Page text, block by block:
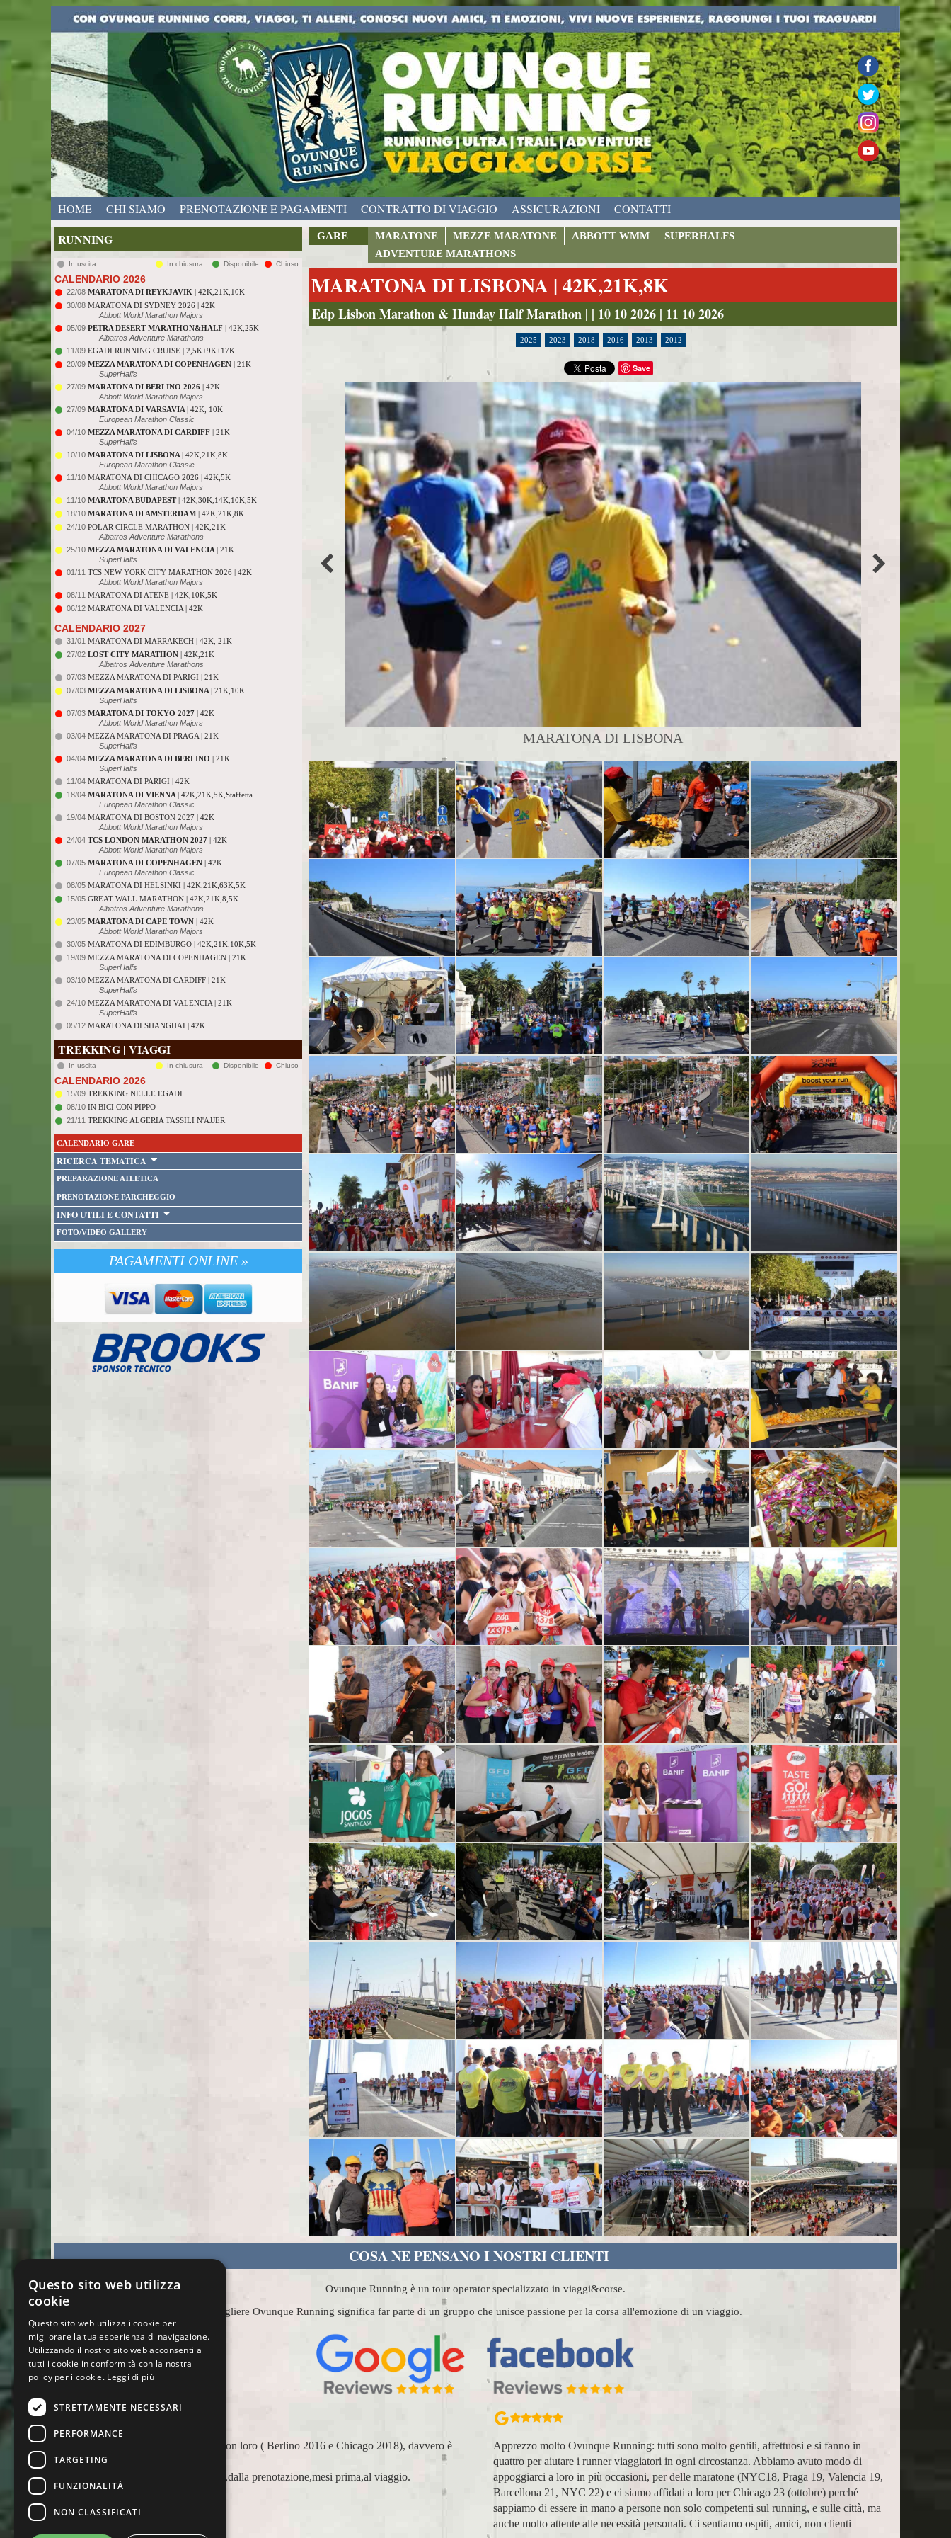
HOME CHI SIAMO PRENOTAZIONE E PAGAMENTI CONTRATTO DI VIAGGIO ASSICURAZIONI CONTATTI
RUNNING
In uscita In chiusura Disponibile Chiuso
CALENDARIO 2026
22/08 MARATONA DI REYKJAVIK | 42K,21K,10K
30/08 MARATONA DI SYDNEY 2026 | 42K
Abbott World Marathon Majors
05/09 PETRA DESERT MARATHON&HALF | 42K,25K
Albatros Adventure Marathons
11/09 EGADI RUNNING CRUISE | 2,5K+9K+17K
20/09 MEZZA MARATONA DI COPENHAGEN | 21K
SuperHalfs
27/09 MARATONA DI BERLINO 2026 | 42K
Abbott World Marathon Majors
27/09 MARATONA DI VARSAVIA | 42K, 10K
European Marathon Classic
04/10 MEZZA MARATONA DI CARDIFF | 21K
SuperHalfs
10/10 MARATONA DI LISBONA | 42K,21K,8K
European Marathon Classic
11/10 MARATONA DI CHICAGO 2026 | 42K,5K
Abbott World Marathon Majors
11/10 MARATONA BUDAPEST| 42K,30K,14K,10K,5K
18/10 MARATONA DI AMSTERDAM | 42K,21K,8K
24/10 POLAR CIRCLE MARATHON | 42K,21K
Albatros Adventure Marathons
25/10 MEZZA MARATONA DI VALENCIA | 21K
SuperHalfs
01/11 TCS NEW YORK CITY MARATHON 2026 | 42K
Abbott World Marathon Majors
08/11 MARATONA DI ATENE | 42K,10K,5K
06/12 MARATONA DI VALENCIA | 42K
CALENDARIO 2027
31/01 MARATONA DI MARRAKECH | 42K, 21K
27/02 LOST CITY MARATHON | 42K,21K
Albatros Adventure Marathons
07/03 MEZZA MARATONA DI PARIGI | 21K
07/03 MEZZA MARATONA DI LISBONA | 21K,10K
SuperHalfs
07/03 MARATONA DI TOKYO 2027 | 42K
Abbott World Marathon Majors
03/04 MEZZA MARATONA DI PRAGA | 21K
SuperHalfs
04/04 MEZZA MARATONA DI BERLINO | 21K
SuperHalfs
11/04 MARATONA DI PARIGI | 42K
18/04 MARATONA DI VIENNA | 42K,21K,5K,Staffetta
European Marathon Classic
19/04 MARATONA DI BOSTON 2027 | 42K
Abbott World Marathon Majors
24/04 TCS LONDON MARATHON 2027 | 42K
Abbott World Marathon Majors
07/05 MARATONA DI COPENHAGEN | 42K
European Marathon Classic
08/05 MARATONA DI HELSINKI | 42K,21K,63K,5K
15/05 GREAT WALL MARATHON | 42K,21K,8,5K
Albatros Adventure Marathons
23/05 MARATONA DI CAPE TOWN | 42K
Abbott World Marathon Majors
30/05 MARATONA DI EDIMBURGO | 42K,21K,10K,5K
19/09 MEZZA MARATONA DI COPENHAGEN | 21K
SuperHalfs
03/10 MEZZA MARATONA DI CARDIFF | 21K
SuperHalfs
24/10 MEZZA MARATONA DI VALENCIA | 21K
SuperHalfs
05/12 MARATONA DI SHANGHAI | 42K
TREKKING | VIAGGI
In uscita In chiusura Disponibile Chiuso
CALENDARIO 2026
15/09 TREKKING NELLE EGADI
08/10 IN BICI CON PIPPO
21/11 TREKKING ALGERIA TASSILI N'AJJER
CALENDARIO GARE
RICERCA TEMATICA
PREPARAZIONE ATLETICA
PRENOTAZIONE PARCHEGGIO
INFO UTILI E CONTATTI
FOTO/VIDEO GALLERY
PAGAMENTI ONLINE »
GARE MARATONE MEZZE MARATONE ABBOTT WMM
SUPERHALFS
ADVENTURE MARATHONS
MARATONA DI LISBONA | 42K,21K,8K
Edp Lisbon Marathon & Hunday Half Marathon | | 10 10 2026 | 11 10 2026
2025 2023 2018 2016 2013 2012
Save
MARATONA DI LISBONA
COSA NE PENSANO I NOSTRI CLIENTI
Ovunque Running è un tour operator specializzato in viaggi&corse.
Scegliere Ovunque Running significa far parte di un gruppo che unisce passione per la corsa all'emozione di un viaggio.
Apprezzo molto Ovunque Running: tutti sono molto gentili, affettuosi e si fanno in
quattro per aiutare i runner viaggiatori in ogni circostanza. Abbiamo avuto modo di
appoggiarci a loro in più occasioni, per delle maratone (NYC18, Praga 19, Valencia 19,
Barcellona 21, NYC 22) e ci siamo affidati a loro per Chicago 23 (ottobre) perché
sappiamo di essere in mano a persone non solo competenti sul running, e sulle città, ma
Organizzazione perfetta, accompagnatori super (Massimo e Anna). Prima esperienza con
voi molto positiva! Alla prossima e grazie!
Lara Buranti
Questo sito web utilizza
cookie
Questo sito web utilizza i cookie per
migliorare la tua esperienza di navigazione.
Utilizzando il nostro sito web acconsenti a
tutti i cookie in conformità con la nostra
policy per i cookie. Leggi di più
STRETTAMENTE NECESSARI
PERFORMANCE
TARGETING
FUNZIONALITÀ
NON CLASSIFICATI